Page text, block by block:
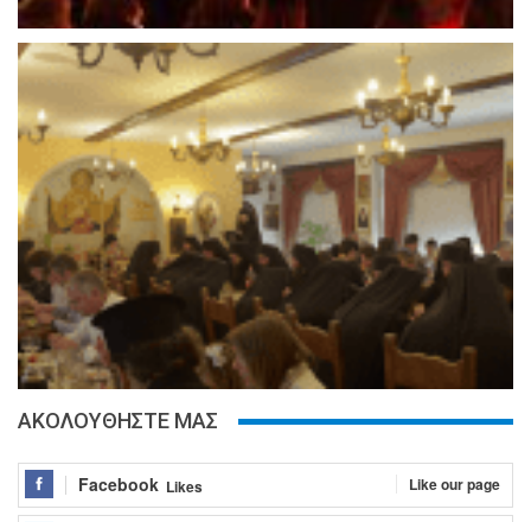
ΑΚΟΛΟΥΘΗΣΤΕ ΜΑΣ
Facebook Likes Like our page